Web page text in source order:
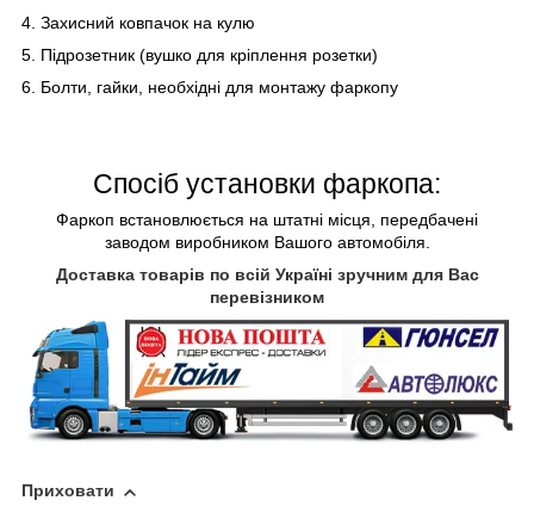
4. Захисний ковпачок на кулю
5. Підрозетник (вушко для кріплення розетки)
6. Болти, гайки, необхідні для монтажу фаркопу
Спосіб установки фаркопа:
Фаркоп встановлюється на штатні місця, передбачені
заводом виробником Вашого автомобіля.
Доставка товарів по всій Україні зручним для Вас
перевізником
Приховати